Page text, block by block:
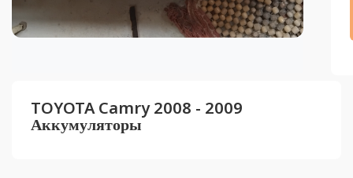
TOYOTA Camry 2008 - 2009
Аккумуляторы